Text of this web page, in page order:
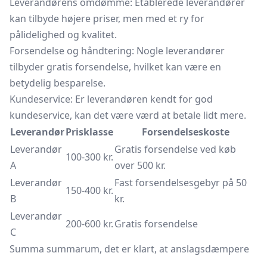
kan tilbyde højere priser, men med et ry for
pålidelighed og kvalitet.
Forsendelse og håndtering: Nogle leverandører
tilbyder gratis forsendelse, hvilket kan være en
betydelig besparelse.
Kundeservice: Er leverandøren kendt for god
kundeservice, kan det være værd at betale lidt mere.
LeverandørPrisklasse
Forsendelseskoste
Leverandør
A
100-300 kr.
Gratis forsendelse ved køb
over 500 kr.
Leverandør
B
150-400 kr.
Fast forsendelsesgebyr på 50
kr.
Leverandør
C
200-600 kr.Gratis forsendelse
Summa summarum, det er klart, at anslagsdæmpere